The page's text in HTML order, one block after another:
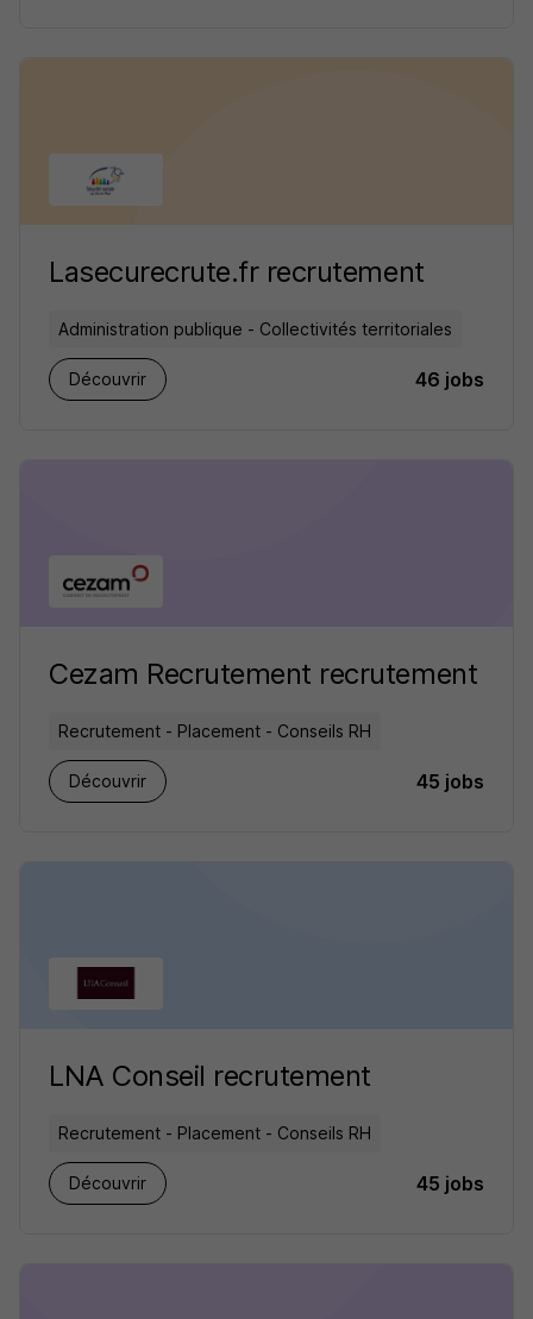
Lasecurecrute.fr recrutement
Administration publique - Collectivités territoriales
Découvrir 46 jobs
Cezam Recrutement recrutement
Recrutement - Placement - Conseils RH
Découvrir 45 jobs
LNA Conseil recrutement
Recrutement - Placement - Conseils RH
Découvrir 45 jobs